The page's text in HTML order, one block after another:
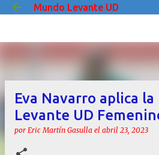
Ir al contenido
Mundo Levante UD
Eva Navarro aplica
Levante UD
por Eric Martín Gasulla el abril 23, 2023